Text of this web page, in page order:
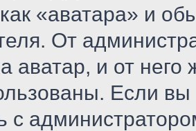
«аватара» и
От
аватар, и от него
Если
с